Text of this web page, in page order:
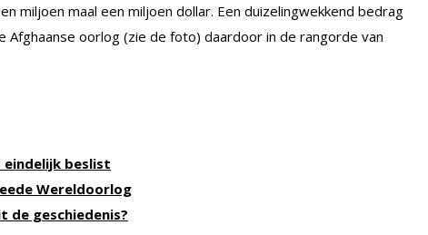
miljoen maal een miljoen dollar. Een duizelingwekkend bedrag
Afghaanse oorlog (zie de foto) daardoor in de rangorde van
beslist
Wereldoorlog
de geschiedenis?